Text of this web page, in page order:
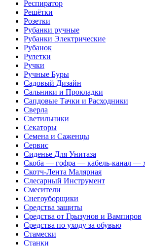
Респиратор
Решётки
Розетки
Рубанки ручные
Рубанки Электрические
Рубанок
Рулетки
Ручки
Ручные Буры
Садовый Дизайн
Сальники и Прокладки
Сапдовые Тачки и Расходники
Сверла
Светильники
Секаторы
Семена и Саженцы
Сервис
Сиденье Для Унитаза
Скоба — гофра — кабель-канал —
Скотч-Лента Малярная
Слесарный Инструмент
Смесители
Снегоуборщики
Средства защиты
Средства от Грызунов и Вампиров
Средства по уходу за обувью
Стамески
Станки